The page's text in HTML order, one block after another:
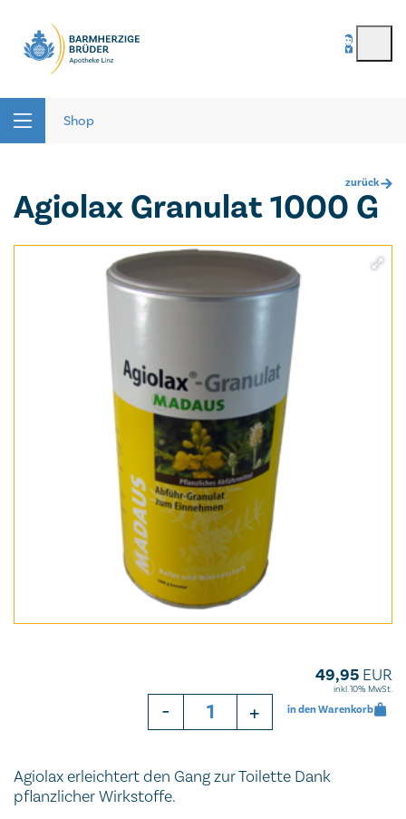
Passwort vergessen
Shop
zurück
Agiolax Granulat 1000 G
49,95 EUR
inkl. 10% MwSt.
- + in den Warenkorb
Agiolax erleichtert den Gang zur Toilette Dank
pflanzlicher Wirkstoffe.